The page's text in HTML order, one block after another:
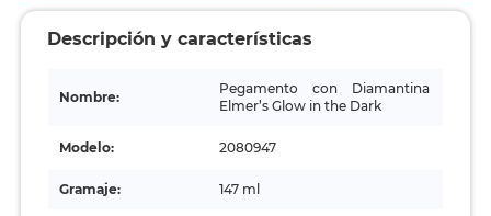
Descripción y características
Nombre:
Pegamento con Diamantina
Elmer’s Glow in the Dark
Modelo: 2080947
Gramaje: 147 ml